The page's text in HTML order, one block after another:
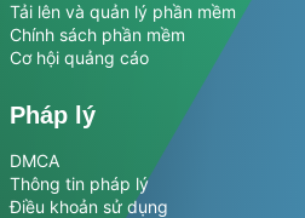
Tải lên và quản lý phần mềm
Chính sách phần mềm
Cơ hội quảng cáo
Pháp lý
DMCA
Thông tin pháp lý
Điều khoản sử dụng